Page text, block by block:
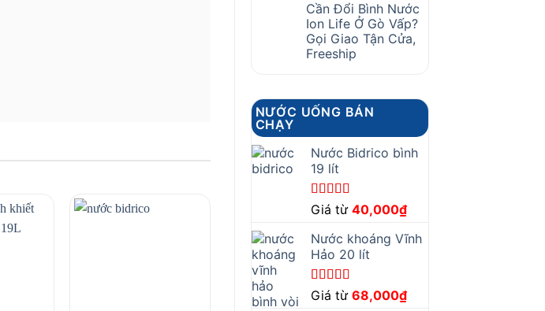
Cần Đổi Bình Nước
Ion Life Ở Gò Vấp?
Gọi Giao Tận Cửa,
Freeship
NƯỚC UỐNG BÁN
CHẠY
Nước Bidrico bình
19 lít
Được xếp
sao
Giá từ 40,000₫
Nước khoáng Vĩnh
Hảo 20 lít
Được xếp
Giá từ 68,000₫